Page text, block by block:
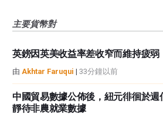
主要貨幣對
英鎊因英美收益率差收窄而維持疲弱
由 Akhtar Faruqui | 33分鐘以前
中國貿易數據公佈後，紐元徘徊於
靜待非農就業數據